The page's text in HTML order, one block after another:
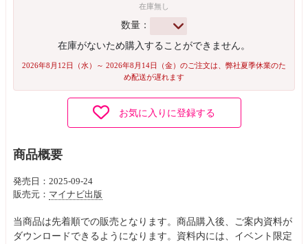
在庫無し
数量：
在庫がないため購入することができません。
2026年8月12日（水）～ 2026年8月14日（金）のご注文は、弊社夏季休業のた
め配送が遅れます
お気に入りに登録する
商品概要
発売日：2025-09-24
販売元： マイナビ出版
当商品は先着順での販売となります。商品購入後、ご案内資料が
ダウンロードできるようになります。資料内には、イベント限定